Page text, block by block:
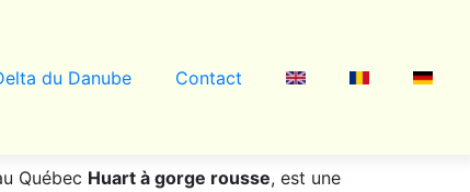
du Danube Contact
Québec Huart à gorge rousse, est une